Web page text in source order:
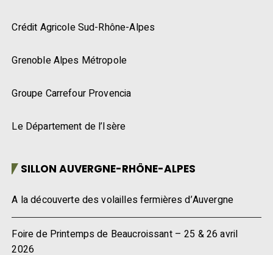
Crédit Agricole Sud-Rhône-Alpes
Grenoble Alpes Métropole
Groupe Carrefour Provencia
Le Département de l’Isère
SILLON AUVERGNE-RHÔNE-ALPES
A la découverte des volailles fermières d’Auvergne
Foire de Printemps de Beaucroissant – 25 & 26 avril
2026